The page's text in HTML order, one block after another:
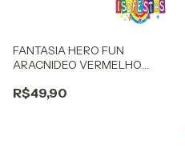
FANTASIA HERO FUN
ARACNIDEO VERMELHO
R$49,90